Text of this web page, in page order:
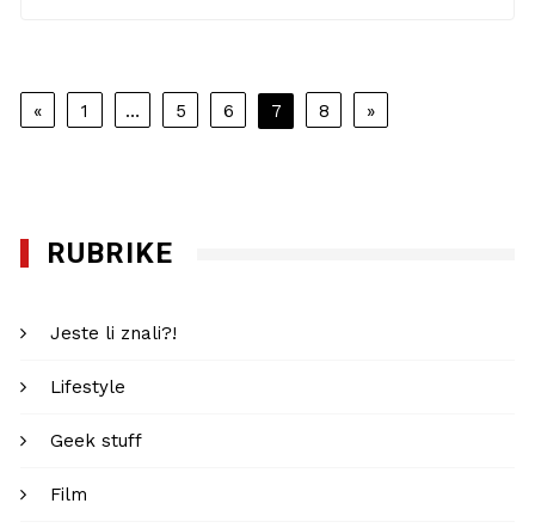
Navigacija
« 1 … 5 6 7 8 »
RUBRIKE
Jeste li znali?!
Lifestyle
Geek stuff
Film